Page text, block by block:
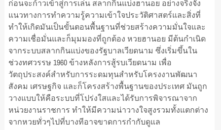
ก่อนจะก้าวเข้าสู่การเล่น สลากกินแบ่งฮานอย อย่างจริงจัง
แนวทางการทำความรู้ความเข้าใจประวัติศาสตร์และสิ่งที่
ทำให้เกิดมันเป็นขั้นตอนพื้นฐานที่ช่วยสร้างความมั่นใจและ
ความเชื่อมั่นและก็มุมมองที่ถูกต้อง หวยฮานอย มีต้นกำเนิด
จากระบบสลากกินแบ่งของรัฐบาลเวียดนาม ซึ่งเริ่มขึ้นใน
ช่วงทศวรรษ 1960 ข้างหลังการสู้รบเวียดนาม เพื่อ
วัตถุประสงค์สำหรับการระดมทุนสำหรับโครงงานพัฒนา
สังคม เศรษฐกิจ และก็โครงสร้างพื้นฐานของประเทศ มันถูก
วางแบบให้คือระบบที่โปร่งใสและได้รับการพิจารณาจาก
หน่วยงานราชการ ทำให้มีความน่าวางใจสูงรวมทั้งแตกต่าง
จากหวยทั่วๆไปที่บางทีอาจขาดการกำกับดูแล